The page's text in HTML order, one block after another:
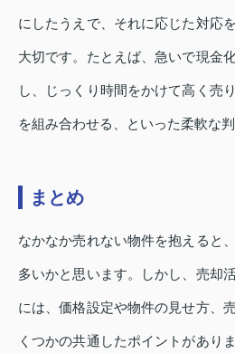
にしたうえで、それに応じた対応
大切です。たとえば、急いで現金
し、じっくり時間をかけて高く売
を組み合わせる、といった柔軟な
まとめ
なかなか売れない物件を抱えると
多いかと思います。しかし、売却
には、価格設定や物件の見せ方、
くつかの共通したポイントがあり